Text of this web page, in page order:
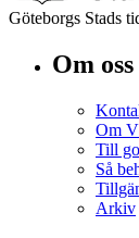
Göteborgs Stads
Om
Om
Till
Så
Arkiv